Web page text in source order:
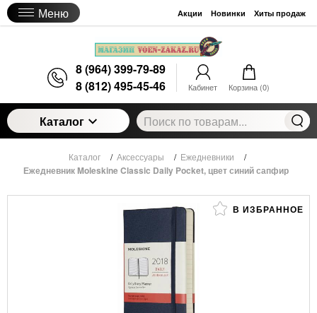
Меню Акции Новинки Хиты продаж
8 (964) 399-79-89
8 (812) 495-45-46
Кабинет Корзина (0)
Каталог
Каталог / Аксессуары / Ежедневники /
Ежедневник Moleskine Classic Daily Pocket, цвет синий сапфир
В ИЗБРАННОЕ